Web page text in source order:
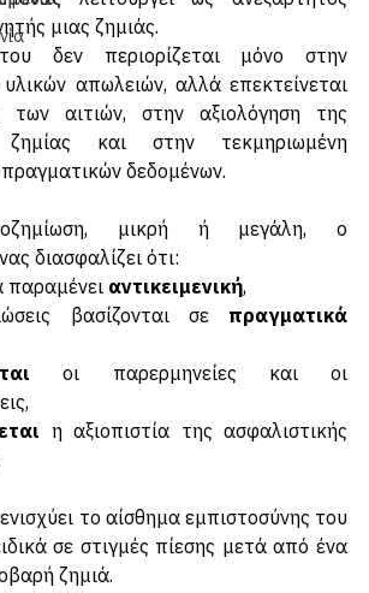
λειτουργεί ως ανεξάρτητος
μιας ζημιάς.
δεν περιορίζεται μόνο στην
απωλειών, αλλά επεκτείνεται
των αιτιών, στην αξιολόγηση της
και στην τεκμηριωμένη
μικρή ή μεγάλη, ο
διασφαλίζει ότι:
παραμένει αντικειμενική,
βασίζονται σε
το αίσθημα εμπιστοσύνης του
σε στιγμές πίεσης μετά από ένα